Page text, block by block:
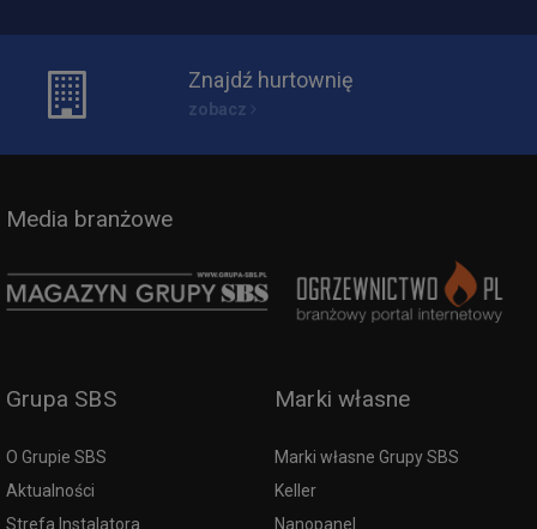
Znajdź hurtownię
zobacz
Media branżowe
Grupa SBS
O Grupie SBS
Aktualności
Strefa Instalatora
Marki własne
Marki własne Grupy SBS
Keller
Nanopanel